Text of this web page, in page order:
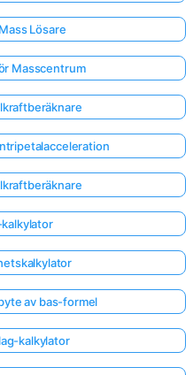
Lösare
Masscentrum
av bas-formel
kalkylator